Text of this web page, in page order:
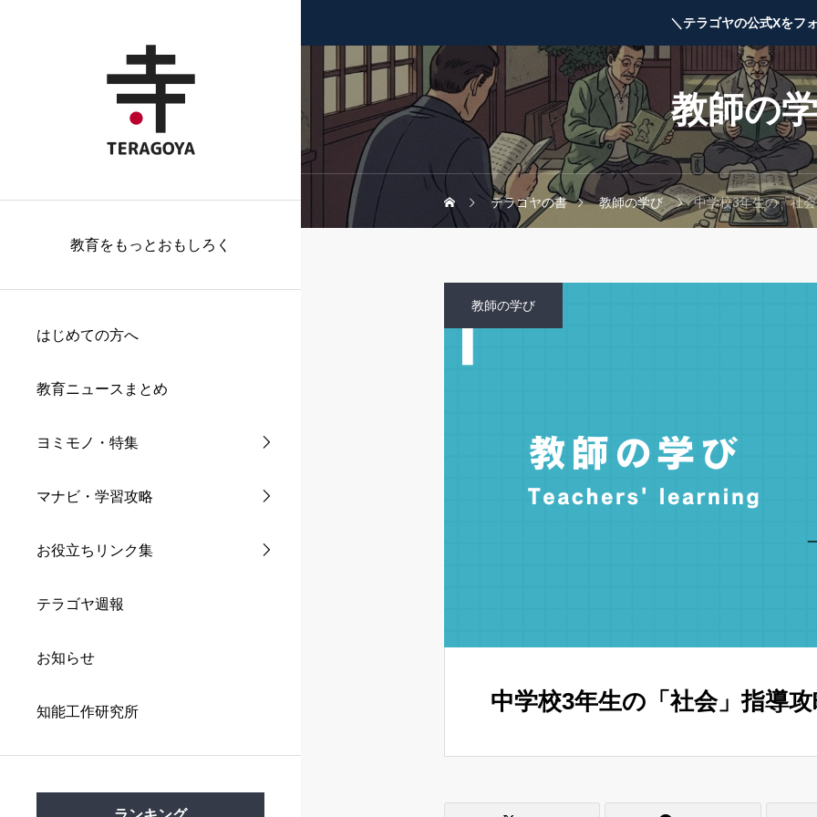
＼テラゴヤの公式Xをフ
教育をもっとおもしろく
はじめての方へ
教育ニュースまとめ
ヨミモノ・特集
マナビ・学習攻略
お役立ちリンク集
テラゴヤ週報
お知らせ
知能工作研究所
教師の
テラゴヤの書 教師の学び 中学校3年生の「社
教師の学び
中学校3年生の「社会」指導